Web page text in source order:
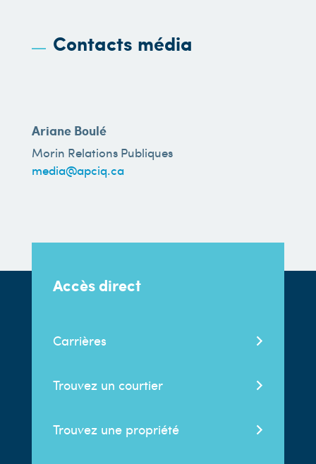
Contacts média
Ariane Boulé
Morin Relations Publiques
media@apciq.ca
Accès direct
Carrières
Trouvez un courtier
Trouvez une propriété